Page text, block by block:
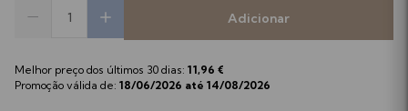
Adicionar
Melhor preço dos últimos 30 dias: 11,96 €
Promoção válida de: 18/06/2026 até 14/08/2026